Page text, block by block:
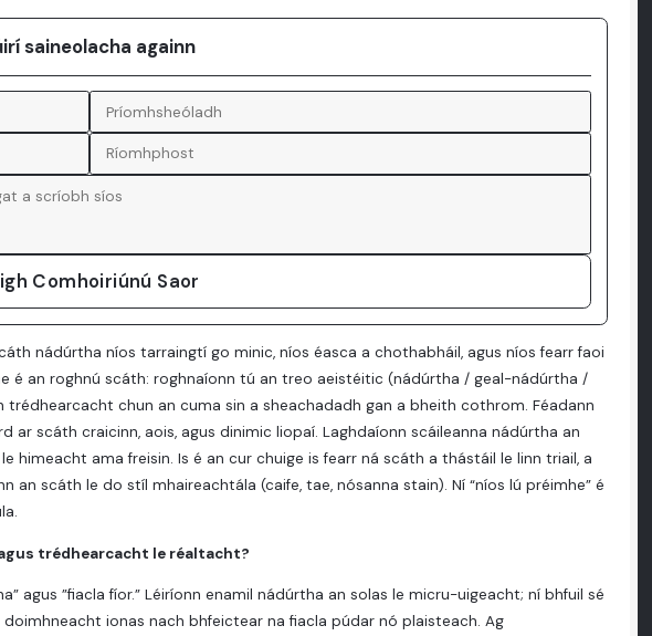
saineolacha againn
Comhoiriúnú Saor
nádúrtha níos tarraingtí go minic, níos éasca a chothabháil, agus níos fearr faoi
é an roghnú scáth: roghnaíonn tú an treo aeistéitic (nádúrtha / geal-nádúrtha /
chun an cuma sin a sheachadadh gan a bheith cothrom. Féadann
scáth craicinn, aois, agus dinimic liopaí. Laghdaíonn scáileanna nádúrtha an
himeacht ama freisin. Is é an cur chuige is fearr ná scáth a thástáil le linn triail, a
scáth le do stíl mhaireachtála (caife, tae, nósanna stain). Ní “níos lú préimhe” é
trédhearcacht le réaltacht?
agus ”fiacla fíor.” Léiríonn enamil nádúrtha an solas le micru-uigeacht; ní bhfuil sé
ionas nach bhfeictear na fiacla púdar nó plaisteach. Ag